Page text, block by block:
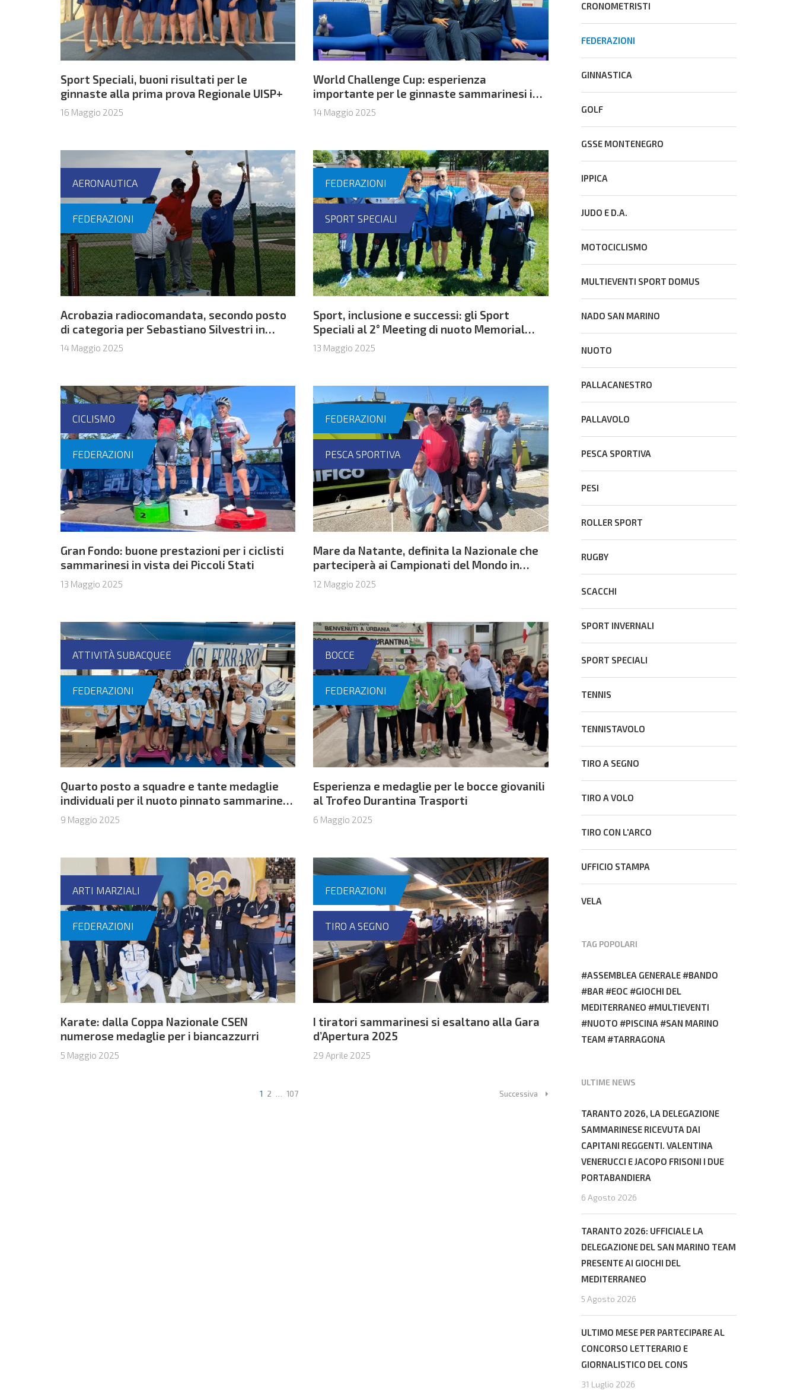
Sport Speciali, buoni risultati per le
ginnaste alla prima prova Regionale UISP+
16 Maggio 2025
World Challenge Cup: esperienza
importante per le ginnaste sammarinesi in
vista di Andorra
14 Maggio 2025
AERONAUTICA
FEDERAZIONI
Acrobazia radiocomandata, secondo posto
di categoria per Sebastiano Silvestri in
Spagna
14 Maggio 2025
FEDERAZIONI
SPORT SPECIALI
Sport, inclusione e successi: gli Sport
Speciali al 2° Meeting di nuoto Memorial
Michael
13 Maggio 2025
CICLISMO
FEDERAZIONI
Gran Fondo: buone prestazioni per i ciclisti
sammarinesi in vista dei Piccoli Stati
13 Maggio 2025
FEDERAZIONI
PESCA SPORTIVA
Mare da Natante, definita la Nazionale che
parteciperà ai Campionati del Mondo in
Montenegro
12 Maggio 2025
ATTIVITÀ SUBACQUEE
FEDERAZIONI
Quarto posto a squadre e tante medaglie
individuali per il nuoto pinnato sammarinese
al Trofeo Luigi Ferraro
9 Maggio 2025
BOCCE
FEDERAZIONI
Esperienza e medaglie per le bocce giovanili
al Trofeo Durantina Trasporti
6 Maggio 2025
ARTI MARZIALI
FEDERAZIONI
Karate: dalla Coppa Nazionale CSEN
numerose medaglie per i biancazzurri
5 Maggio 2025
FEDERAZIONI
TIRO A SEGNO
I tiratori sammarinesi si esaltano alla Gara
d’Apertura 2025
29 Aprile 2025
1 2 107 Successiva
CRONOMETRISTI
FEDERAZIONI
GINNASTICA
GOLF
GSSE MONTENEGRO
IPPICA
JUDO E D.A.
MOTOCICLISMO
MULTIEVENTI SPORT DOMUS
NADO SAN MARINO
NUOTO
PALLACANESTRO
PALLAVOLO
PESCA SPORTIVA
PESI
ROLLER SPORT
RUGBY
SCACCHI
SPORT INVERNALI
SPORT SPECIALI
TENNIS
TENNISTAVOLO
TIRO A SEGNO
TIRO A VOLO
TIRO CON L'ARCO
UFFICIO STAMPA
VELA
TAG POPOLARI
ASSEMBLEA GENERALE
BANDO
BAR
EOC
GIOCHI DEL
MEDITERRANEO
MULTIEVENTI
NUOTO
PISCINA
SAN MARINO
TEAM
TARRAGONA
ULTIME NEWS
TARANTO 2026, LA DELEGAZIONE
SAMMARINESE RICEVUTA DAI
CAPITANI REGGENTI. VALENTINA
VENERUCCI E JACOPO FRISONI I DUE
PORTABANDIERA
6 Agosto 2026
TARANTO 2026: UFFICIALE LA
DELEGAZIONE DEL SAN MARINO TEAM
PRESENTE AI GIOCHI DEL
MEDITERRANEO
5 Agosto 2026
ULTIMO MESE PER PARTECIPARE AL
CONCORSO LETTERARIO E
GIORNALISTICO DEL CONS
31 Luglio 2026